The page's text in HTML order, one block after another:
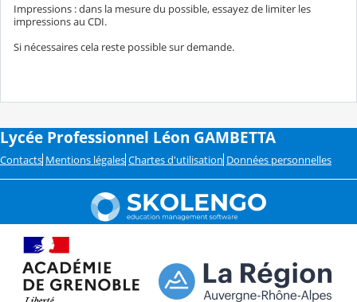
Impressions : dans la mesure du possible, essayez de limiter les
impressions au CDI.
Si nécessaires cela reste possible sur demande.
Lycée Professionnel Léon GAMBETTA
Contacts Mentions légales Chartes d'utilisation Données personnelles